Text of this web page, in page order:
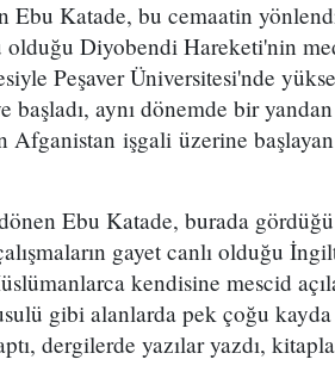
Ebu Katade, bu cemaatin
olduğu Diyobendi Hareketi'nin
Peşaver Üniversitesi'nde
başladı, aynı dönemde bir
işgali üzerine başlayan
Ebu Katade, burada
gayet canlı olduğu
kendisine mescid
gibi alanlarda pek çoğu
dergilerde yazılar yazdı,